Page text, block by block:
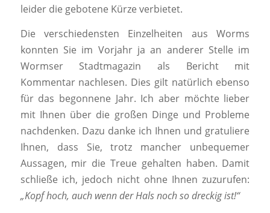
leider die gebotene Kürze verbietet.
Die verschiedensten Einzelheiten aus Worms
konnten Sie im Vorjahr ja an anderer Stelle im
Wormser Stadtmagazin als Bericht mit
Kommentar nachlesen. Dies gilt natürlich ebenso
für das begonnene Jahr. Ich aber möchte lieber
mit Ihnen über die großen Dinge und Probleme
nachdenken. Dazu danke ich Ihnen und gratuliere
Ihnen, dass Sie, trotz mancher unbequemer
Aussagen, mir die Treue gehalten haben. Damit
schließe ich, jedoch nicht ohne Ihnen zuzurufen:
„Kopf hoch, auch wenn der Hals noch so dreckig ist!“